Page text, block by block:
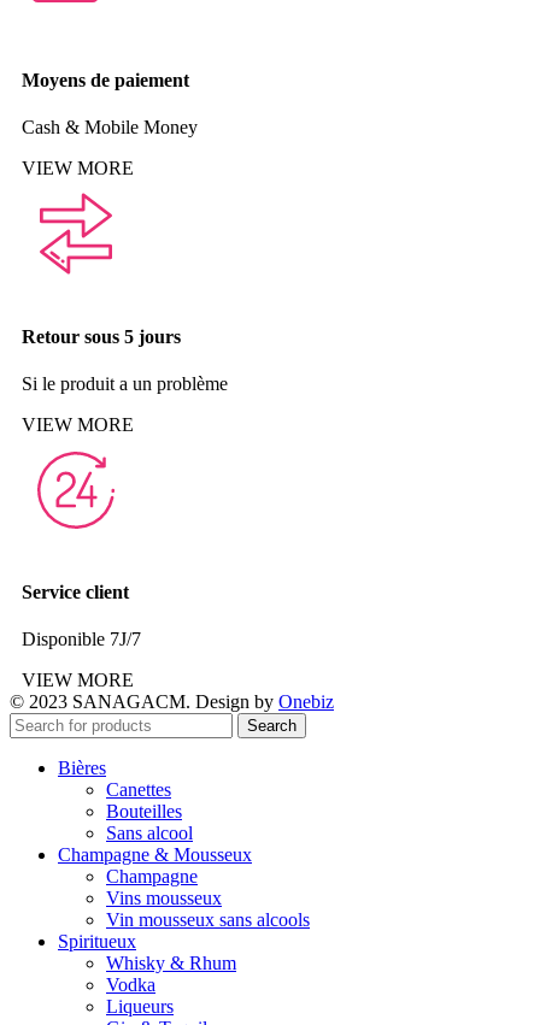
Moyens de paiement
Cash & Mobile Money
VIEW MORE
Retour sous 5 jours
Si le produit a un problème
VIEW MORE
Service client
Disponible 7J/7
VIEW MORE
© 2023 SANAGACM. Design by Onebiz
Search
Bières
Canettes
Bouteilles
Sans alcool
Champagne & Mousseux
Champagne
Vins mousseux
Vin mousseux sans alcools
Spiritueux
Whisky & Rhum
Vodka
Liqueurs